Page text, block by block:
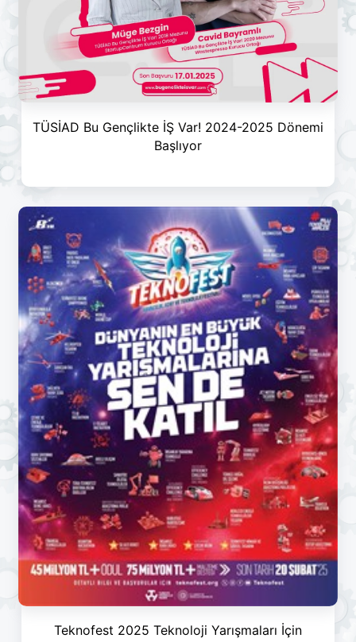
TÜSİAD Bu Gençlikte İŞ Var! 2024-2025 Dönemi
Başlıyor
Teknofest 2025 Teknoloji Yarışmaları İçin